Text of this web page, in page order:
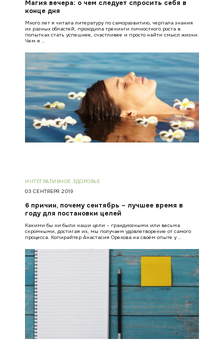
Магия вечера: о чем следует спросить себя в
конце дня
Много лет я читала литературу по саморазвитию, черпала знания
из разных областей, проходила тренинги личностного роста в
попытках стать успешнее, счастливее и просто найти смысл жизни.
Чем я …
ИНТЕГРАТИВНОЕ ЗДОРОВЬЕ
03 СЕНТЯБРЯ 2019
6 причин, почему сентябрь – лучшее время в
году для постановки целей
Какими бы ни были наши цели – грандиозными или весьма
скромными, достигая их, мы получаем удовлетворение от самого
процесса. Копирайтер Анастасия Орехова на своём опыте у …